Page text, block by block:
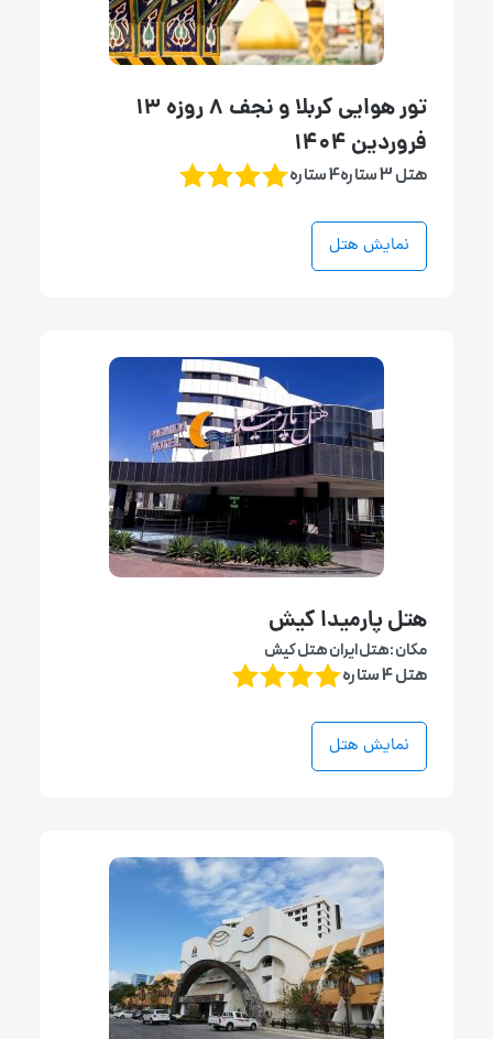
تور هوایی کربلا و نجف 8 روزه 13
فروردین 1404
هتل 3 ستاره4 ستاره
نمایش هتل
هتل پارمیدا کیش
مکان :هتل ایران هتل کیش
هتل 4 ستاره
نمایش هتل